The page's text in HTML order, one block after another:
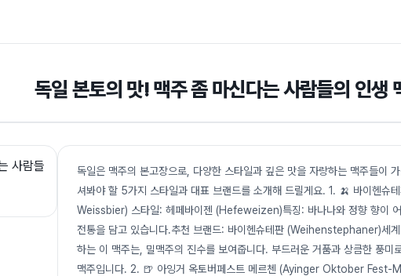
독일 본토의 맛! 맥주 좀 마신다는 사람들의 인생
독일은 맥주의 본고장으로, 다양한 스타일과 깊은 맛을 자랑하는 맥주들이
셔봐야 할 5가지 스타일과 대표 브랜드를 소개해 드릴게요. 1. 🍌 바이헨
Weissbier) 스타일: 헤페바이젠 (Hefeweizen)특징: 바나나와 정향 향이 어
전통을 담고 있습니다.추천 브랜드: 바이헨슈테판 (Weihenstephaner)세
하는 이 맥주는, 밀맥주의 진수를 보여줍니다. 부드러운 거품과 상큼한 풍미
맥주입니다. 2. 🍺 아잉거 옥토버페스트 메르첸 (Ayinger Oktober Fest-